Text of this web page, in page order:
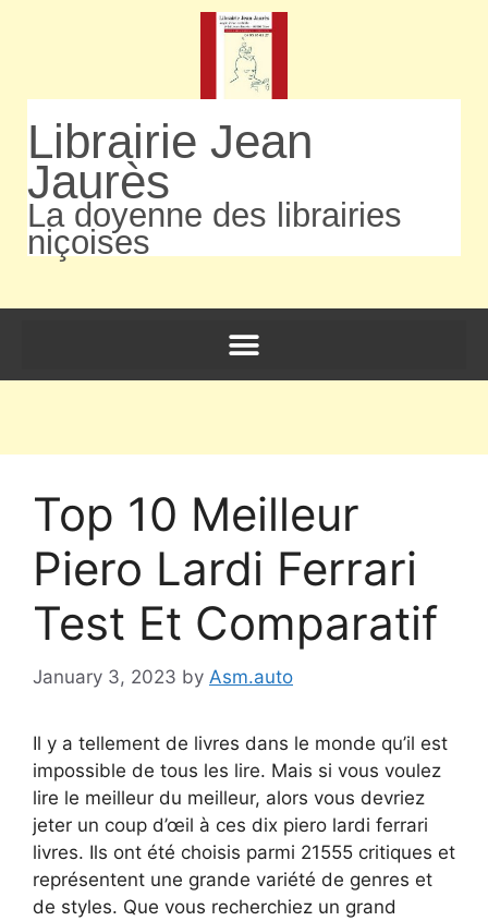
Librairie Jean
Jaurès
La doyenne des librairies
niçoises
Top 10 Meilleur
Piero Lardi Ferrari
Test Et Comparatif
January 3, 2023 by Asm.auto
Il y a tellement de livres dans le monde qu’il est
impossible de tous les lire. Mais si vous voulez
lire le meilleur du meilleur, alors vous devriez
jeter un coup d’œil à ces dix piero lardi ferrari
livres. Ils ont été choisis parmi 21555 critiques et
représentent une grande variété de genres et
de styles. Que vous recherchiez un grand